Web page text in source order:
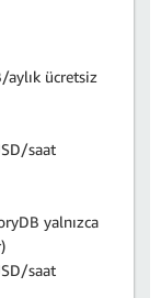
aylık ücretsiz
saat
yalnızca
saat